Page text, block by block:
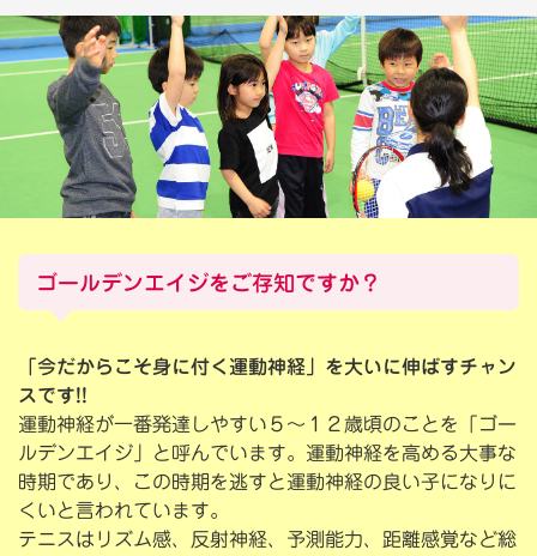
ゴールデンエイジをご存知ですか？
「今だからこそ身に付く運動神経」を大いに伸ばすチャン
スです!!
運動神経が一番発達しやすい５～１２歳頃のことを「ゴー
ルデンエイジ」と呼んでいます。運動神経を高める大事な
時期であり、この時期を逃すと運動神経の良い子になりに
くいと言われています。
テニスはリズム感、反射神経、予測能力、距離感覚など総